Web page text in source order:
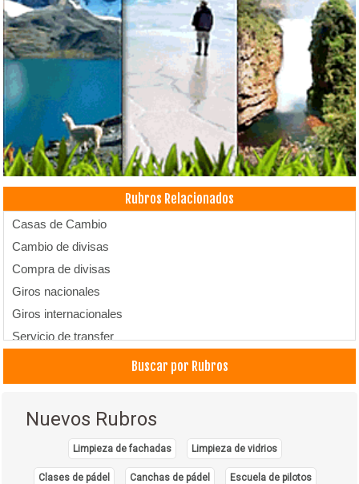
Rubros Relacionados
Casas de Cambio
Cambio de divisas
Compra de divisas
Giros nacionales
Giros internacionales
Servicio de transfer
Servicios Empresariales
Transfer
Buscar por Rubros
Nuevos Rubros
Limpieza de fachadas Limpieza de vidrios
Clases de pádel Canchas de pádel Escuela de pilotos